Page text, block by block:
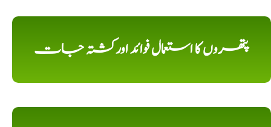
پتھروں کا استعمال فوائد اورکشتہ جات